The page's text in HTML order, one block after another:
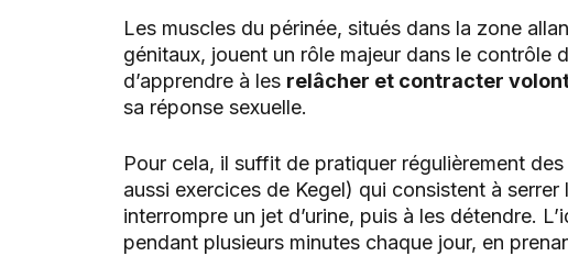
Les muscles du périnée, situés dans la zone
génitaux, jouent un rôle majeur dans le contrôle
d’apprendre à les relâcher et contracter
sa réponse sexuelle.
Pour cela, il suffit de pratiquer régulièrement
aussi exercices de Kegel) qui consistent à
interrompre un jet d’urine, puis à les détendre.
pendant plusieurs minutes chaque jour, en